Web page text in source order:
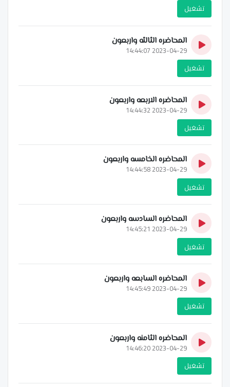
تشغيل
المحاضره الثالثه واربعون
2023-04-29 14:44:07
تشغيل
المحاضره الاربعه واربعون
2023-04-29 14:44:32
تشغيل
المحاضره الخامسه واربعون
2023-04-29 14:44:58
تشغيل
المحاضره السادسه واربعون
2023-04-29 14:45:21
تشغيل
المحاضره السابعه واربعون
2023-04-29 14:45:49
تشغيل
المحاضره الثامنه واربعون
2023-04-29 14:46:20
تشغيل